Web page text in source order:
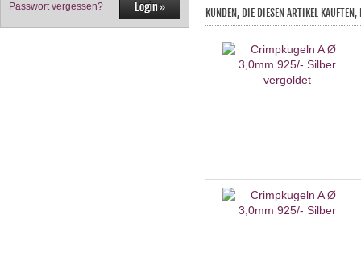
Passwort vergessen? KUNDEN, DIE DIESEN ARTIKEL